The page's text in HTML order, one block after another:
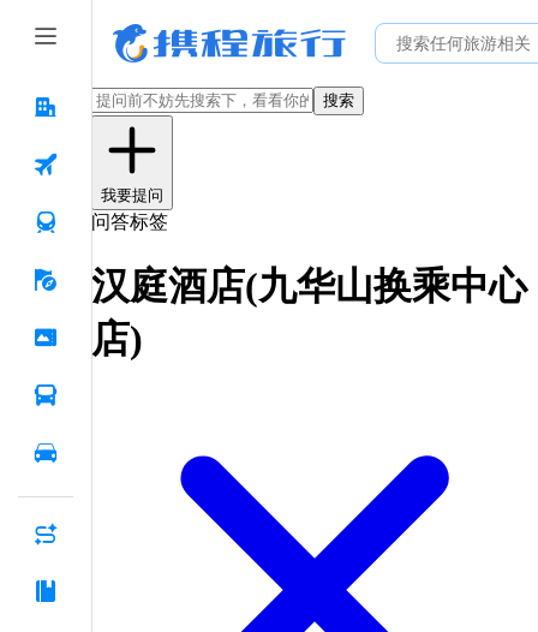
搜索
我要提问
问答标签
汉庭酒店(九华山换乘中心
店)